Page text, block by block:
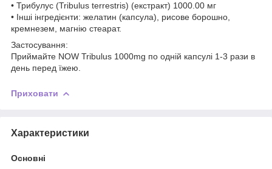
• Трибулус (Tribulus terrestris) (екстракт) 1000.00 мг
• Інші інгредієнти: желатин (капсула), рисове борошно,
кремнезем, магнію стеарат.
Застосування:
Приймайте NOW Tribulus 1000mg по одній капсулі 1-3 рази в
день перед їжею.
Приховати
Характеристики
Основні